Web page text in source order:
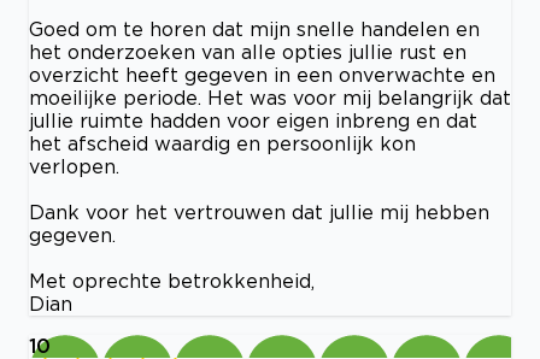
Goed om te horen dat mijn snelle handelen en
het onderzoeken van alle opties jullie rust en
overzicht heeft gegeven in een onverwachte en
moeilijke periode. Het was voor mij belangrijk dat
jullie ruimte hadden voor eigen inbreng en dat
het afscheid waardig en persoonlijk kon
verlopen.
Dank voor het vertrouwen dat jullie mij hebben
gegeven.
Met oprechte betrokkenheid,
Dian
10